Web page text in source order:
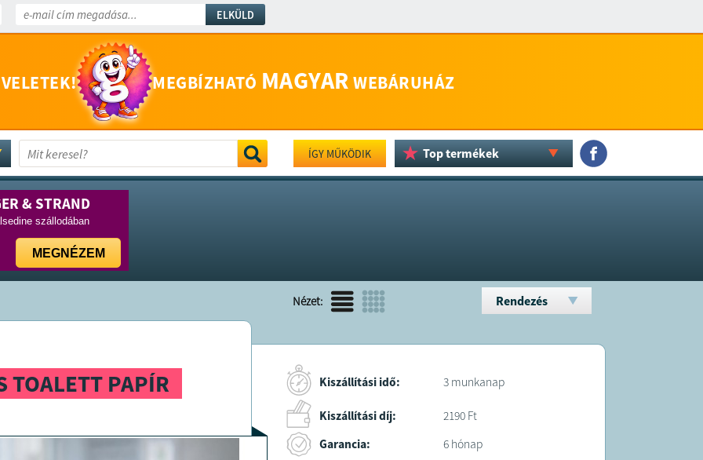
ELKÜLD
MEGBÍZHATÓ MAGYAR WEBÁRUHÁZ
ÍGY MŰKÖDIK Top termékek
& STRAND
szállodában
MEGNÉZEM
Nézet: Rendezés
TOALETT PAPÍR Kiszállítási idő: 3 munkanap
Kiszállítási díj:
2190 Ft
Garancia:
6 hónap